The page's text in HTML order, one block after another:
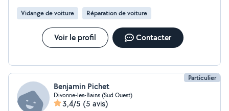
CONTRE RÉMUNÉRATION si vous êtes intéressé ou
pour plus d'informations et savoir mes disponibilités
n'hésitez pas à venir me contacter .
Vidange de voiture Réparation de voiture
Voir le profil Contacter
Particulier
Benjamin Pichet
Divonne-les-Bains (Sud Ouest)
3,4/5 (5 avis)